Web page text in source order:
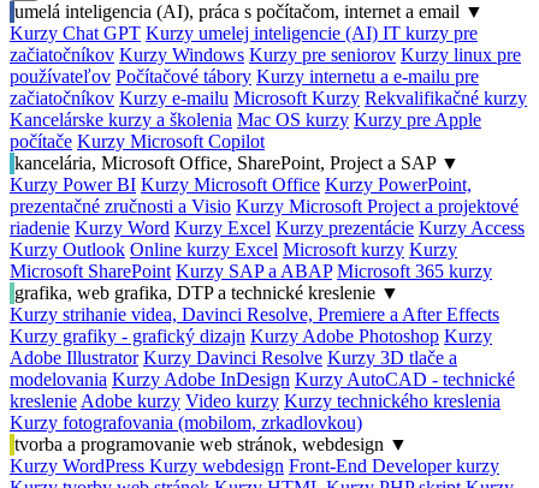
umelá inteligencia (AI), práca s počítačom, internet a email ▼
Kurzy Chat GPT Kurzy umelej inteligencie (AI) IT kurzy pre
začiatočníkov Kurzy Windows Kurzy pre seniorov Kurzy linux pre
používateľov Počítačové tábory Kurzy internetu a e-mailu pre
začiatočníkov Kurzy e-mailu Microsoft Kurzy Rekvalifikačné kurzy
Kancelárske kurzy a školenia Mac OS kurzy Kurzy pre Apple
počítače Kurzy Microsoft Copilot
kancelária, Microsoft Office, SharePoint, Project a SAP ▼
Kurzy Power BI Kurzy Microsoft Office Kurzy PowerPoint,
prezentačné zručnosti a Visio Kurzy Microsoft Project a projektové
riadenie Kurzy Word Kurzy Excel Kurzy prezentácie Kurzy Access
Kurzy Outlook Online kurzy Excel Microsoft kurzy Kurzy
Microsoft SharePoint Kurzy SAP a ABAP Microsoft 365 kurzy
grafika, web grafika, DTP a technické kreslenie ▼
Kurzy strihanie videa, Davinci Resolve, Premiere a After Effects
Kurzy grafiky - grafický dizajn Kurzy Adobe Photoshop Kurzy
Adobe Illustrator Kurzy Davinci Resolve Kurzy 3D tlače a
modelovania Kurzy Adobe InDesign Kurzy AutoCAD - technické
kreslenie Adobe kurzy Video kurzy Kurzy technického kreslenia
Kurzy fotografovania (mobilom, zrkadlovkou)
tvorba a programovanie web stránok, webdesign ▼
Kurzy WordPress Kurzy webdesign Front-End Developer kurzy